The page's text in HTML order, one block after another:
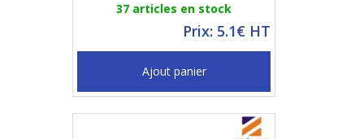
37 articles en stock
Prix: 5.1€ HT
Ajout panier